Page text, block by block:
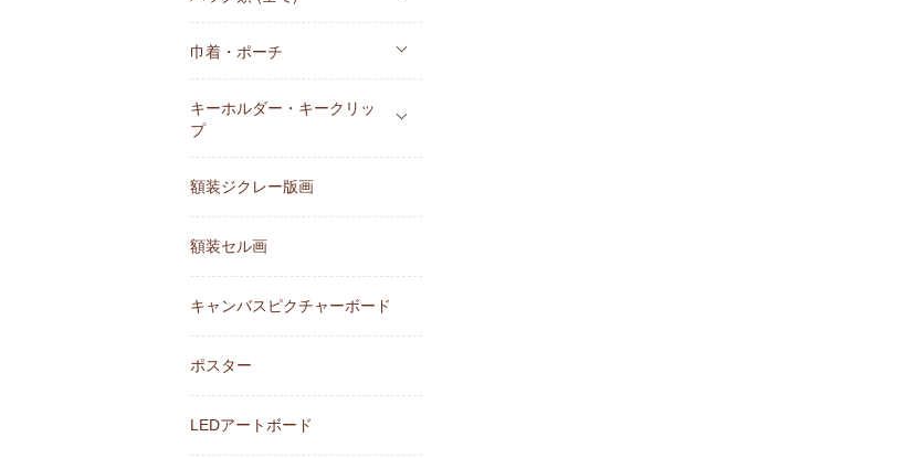
巾着・ポーチ
キーホルダー・キークリッ
プ
額装ジクレー版画
額装セル画
キャンバスピクチャーボード
ポスター
LEDアートボード